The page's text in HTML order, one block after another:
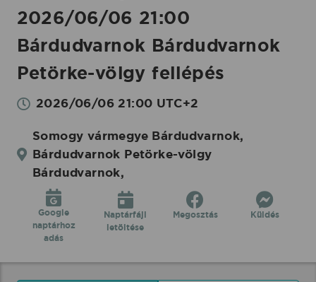
2026/06/06 21:00
Bárdudvarnok Bárdudvarnok
Petörke-völgy fellépés
2026/06/06 21:00 UTC+2
Somogy vármegye Bárdudvarnok,
Bárdudvarnok Petörke-völgy
Bárdudvarnok,
Google
naptárhoz
adás
Naptárfájl
letöltése
Megosztás Küldés